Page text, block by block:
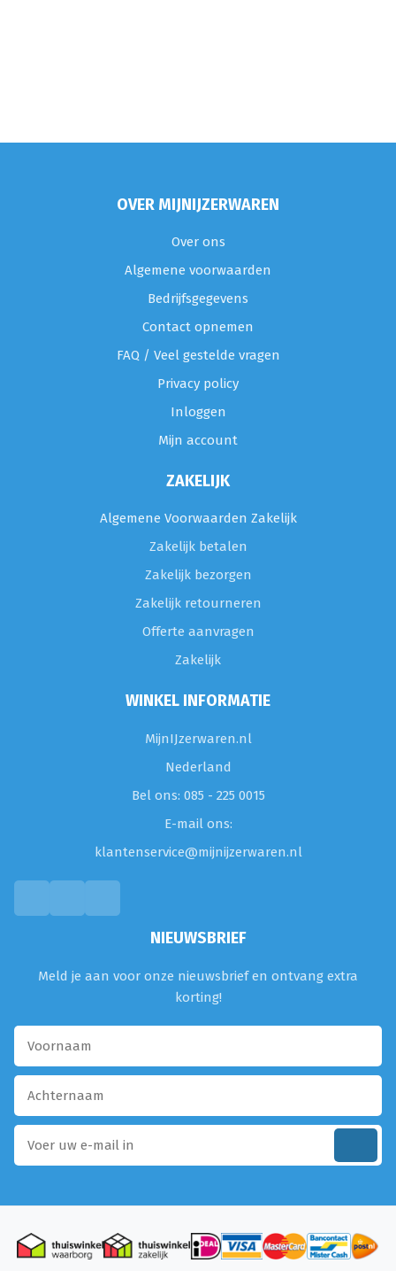
OVER MIJNIJZERWAREN
Over ons
Algemene voorwaarden
Bedrijfsgegevens
Contact opnemen
FAQ / Veel gestelde vragen
Privacy policy
Inloggen
Mijn account
ZAKELIJK
Algemene Voorwaarden Zakelijk
Zakelijk betalen
Zakelijk bezorgen
Zakelijk retourneren
Offerte aanvragen
Zakelijk
WINKEL INFORMATIE
MijnIJzerwaren.nl
Nederland
Bel ons: 085 - 225 0015
E-mail ons:
klantenservice@mijnijzerwaren.nl
NIEUWSBRIEF
Meld je aan voor onze nieuwsbrief en ontvang extra
korting!